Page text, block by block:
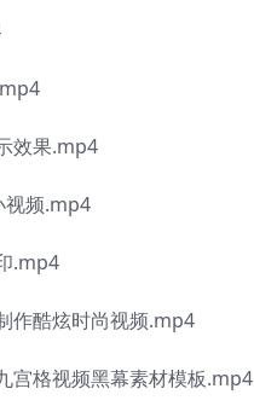
效果.mp4
视频.mp4
.mp4
作酷炫时尚视频.mp4
宫格视频黑幕素材模板.mp4